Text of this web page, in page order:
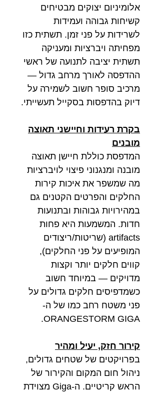
אלומיניום יצוקים מבטיחים
קשיחות גבוהה ועמידות
לשרידות על פני זמן. תשתית כזו
מפחיתה ויברציות ומעניקה
תשתית יציבה לתנועה של ראשי
ההדפסה לאורך מרחב גדול —
מרכיב סופר חשוב לשמירה על
דיוק בהדפסות בסקייל תעשייתי.
בקרת רעידות וחיישני תאוצה
מובנים
המדפסת כוללת חיישן תאוצה
מובנה ומנגנוני פיצוי לויברציות
מה שמשפר את איכות קירות
החלקים והפרטים הקטנים גם
במהירויות גבוהות ובתנועות
חדות. המשמעות היא פחות
artifacts (שריטות/ריצודים
המופיעים על פני החלקים),
קווים חלקים יותר וקצות
מדויקים — במיוחד חשוב
כשמדפיסים חלקים גדולים על
פני משטח רחב כמו של ה-
ORANGESTORM GIGA.
קירור חזק, יעיל ומהיר
בפרויקטים של שטחים גדולים,
ניהול חום המקום והקירור של
הראש קריטיים. ה-Giga מצוידת